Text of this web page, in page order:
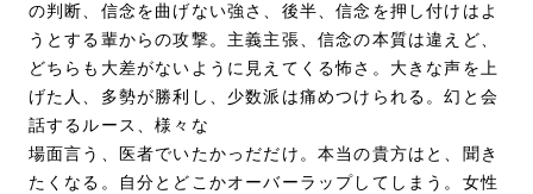
の判断、信念を曲げない強さ、後半、信念を押し付けはよ
うとする輩からの攻撃。主義主張、信念の本質は違えど、
どちらも大差がないように見えてくる怖さ。大きな声を上
げた人、多勢が勝利し、少数派は痛めつけられる。幻と会
話するルース、様々な
場面言う、医者でいたかっだだけ。本当の貴方はと、聞き
たくなる。自分とどこかオーバーラップしてしまう。女性